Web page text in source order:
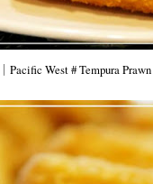
Pacific West # Tempura